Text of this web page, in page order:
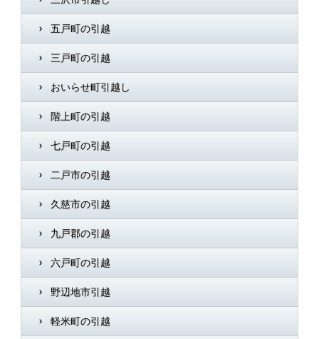
五戸町の引越
三戸町の引越
おいらせ町引越し
階上町の引越
七戸町の引越
二戸市の引越
久慈市の引越
九戸郡の引越
六戸町の引越
野辺地市引越
軽米町の引越